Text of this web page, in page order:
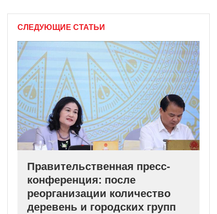
СЛЕДУЮЩИЕ СТАТЬИ
Правительственная пресс-
конференция: после
реорганизации количество
деревень и городских групп